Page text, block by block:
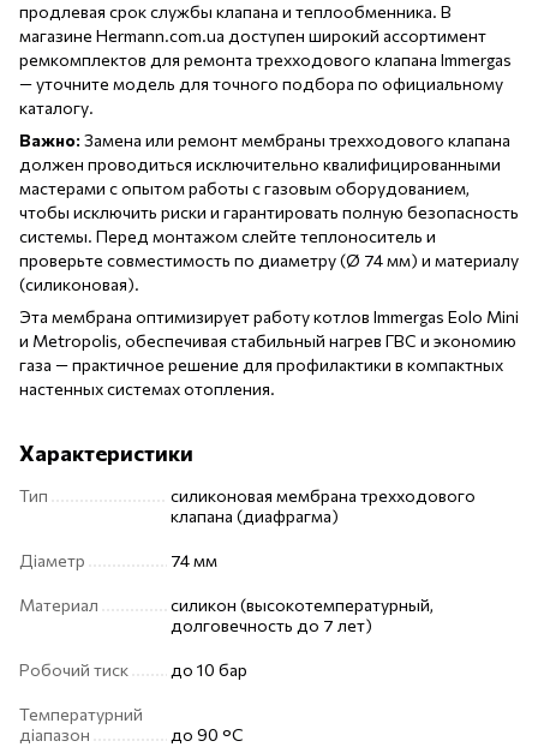
продлевая срок службы клапана и теплообменника. В
магазине Hermann.com.ua доступен широкий ассортимент
ремкомплектов для ремонта трехходового клапана Immergas
— уточните модель для точного подбора по официальному
каталогу.
Важно: Замена или ремонт мембраны трехходового клапана
должен проводиться исключительно квалифицированными
мастерами с опытом работы с газовым оборудованием,
чтобы исключить риски и гарантировать полную безопасность
системы. Перед монтажом слейте теплоноситель и
проверьте совместимость по диаметру (Ø 74 мм) и материалу
(силиконовая).
Эта мембрана оптимизирует работу котлов Immergas Eolo Mini
и Metropolis, обеспечивая стабильный нагрев ГВС и экономию
газа — практичное решение для профилактики в компактных
настенных системах отопления.
Характеристики
Тип
силиконовая мембрана трехходового
клапана (диафрагма)
Діаметр 74 мм
Материал
силикон (высокотемпературный,
долговечность до 7 лет)
Робочий тиск до 10 бар
Температурний
діапазон
до 90 °C